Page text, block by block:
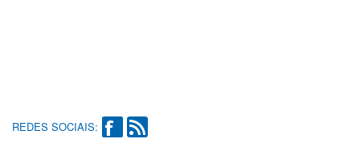
REDES SOCIAIS: